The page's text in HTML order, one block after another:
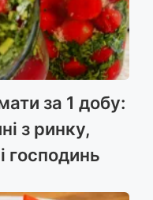
за 1 добу:
з ринку,
господинь